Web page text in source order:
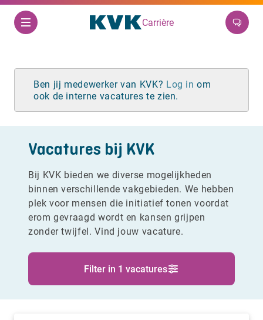
Carrière
Ben jij medewerker van KVK? Log in om
ook de interne vacatures te zien.
Vacatures bij KVK
Bij KVK bieden we diverse mogelijkheden
binnen verschillende vakgebieden. We hebben
plek voor mensen die initiatief tonen voordat
erom gevraagd wordt en kansen grijpen
zonder twijfel. Vind jouw vacature.
Filter in 1 vacatures